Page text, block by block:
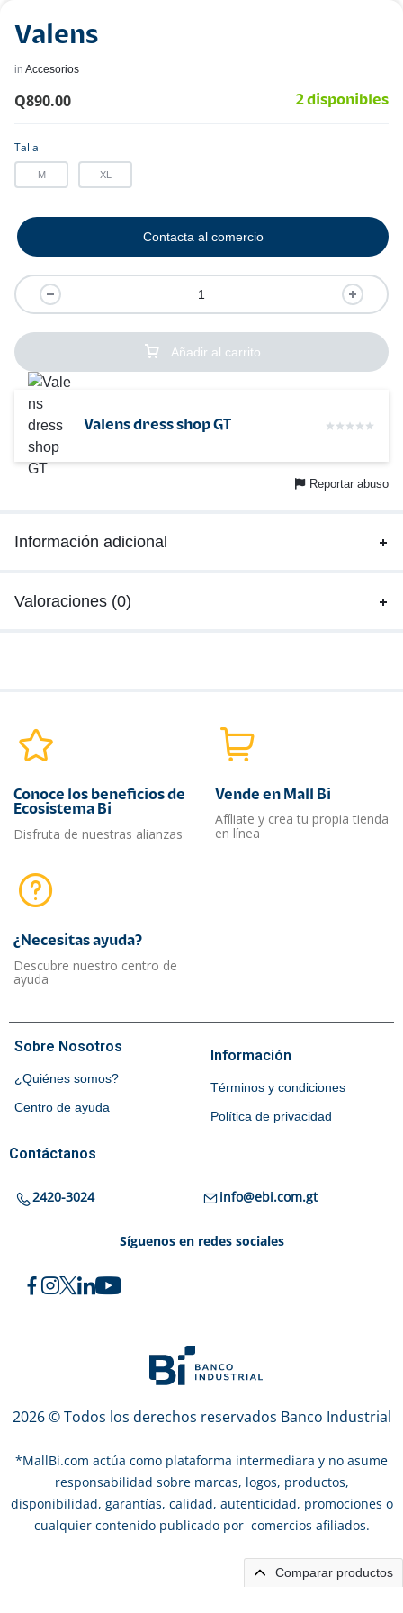
Valens
in Accesorios
Q890.00 2 disponibles
Talla
M XL
Añadir al carrito
Contacta al comercio
Valens dress shop GT
Reportar abuso
Información adicional
Valoraciones (0)
Conoce los beneficios de
Ecosistema Bi
Disfruta de nuestras alianzas
Vende en Mall Bi
Afíliate y crea tu propia tienda
en línea
¿Necesitas ayuda?​
Descubre nuestro centro de
ayuda
Sobre Nosotros
¿Quiénes somos?
Centro de ayuda
Información
Términos y condiciones
Política de privacidad
Contáctanos
2420-3024 info@ebi.com.gt
Síguenos en redes sociales
2026 © Todos los derechos reservados Banco Industrial
*MallBi.com actúa como plataforma intermediara y no asume
responsabilidad sobre marcas, logos, productos,
disponibilidad, garantías, calidad, autenticidad, promociones o
cualquier contenido publicado por comercios afiliados.
Comparar productos